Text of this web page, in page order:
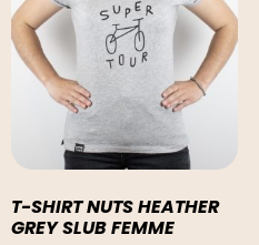
T-SHIRT NUTS HEATHER
GREY SLUB FEMME